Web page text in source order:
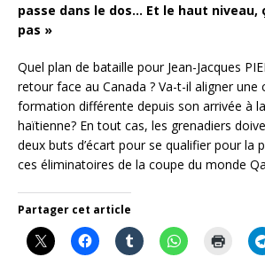
passe dans le dos… Et le haut niveau,
pas »
Quel plan de bataille pour Jean-Jacques
retour face au Canada ? Va-t-il aligner une
formation différente depuis son arrivée à
haïtienne? En tout cas, les grenadiers
deux buts d’écart pour se qualifier pour la
ces éliminatoires de la coupe du monde
Partager cet article